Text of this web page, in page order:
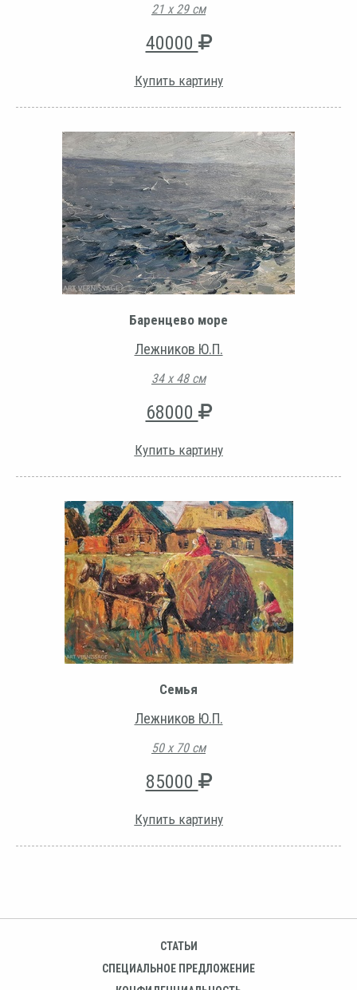
21 х 29 см
40000
Купить картину
Баренцево море
Лежников Ю.П.
34 х 48 см
68000
Купить картину
Семья
Лежников Ю.П.
50 х 70 см
85000
Купить картину
СТАТЬИ
СПЕЦИАЛЬНОЕ ПРЕДЛОЖЕНИЕ